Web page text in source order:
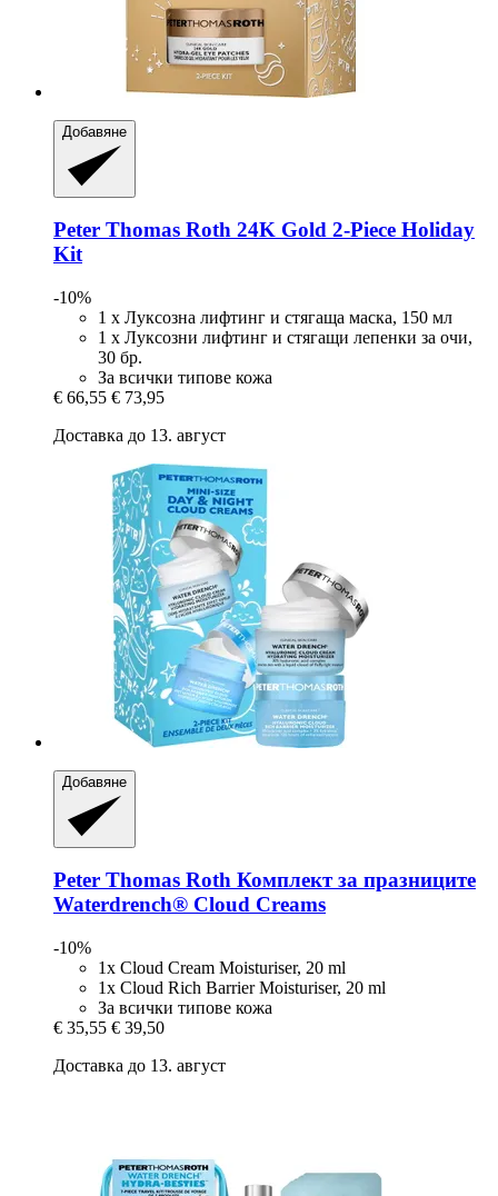
Добавяне
Peter Thomas Roth 24K Gold 2-​Piece Holiday
Kit
-10%
1 x Луксозна лифтинг и стягаща маска, 150 мл
1 x Луксозни лифтинг и стягащи лепенки за очи,
30 бр.
За всички типове кожа
€ 66,55 € 73,95
Доставка до 13. август
Добавяне
Peter Thomas Roth Комплект за празниците
Waterdrench® Cloud Creams
-10%
1x Cloud Cream Moisturiser, 20 ml
1x Cloud Rich Barrier Moisturiser, 20 ml
За всички типове кожа
€ 35,55 € 39,50
Доставка до 13. август